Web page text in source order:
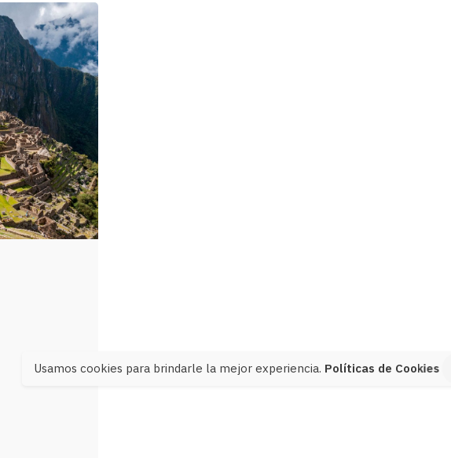
Usamos cookies para brindarle la mejor experiencia. Políticas de Cookies